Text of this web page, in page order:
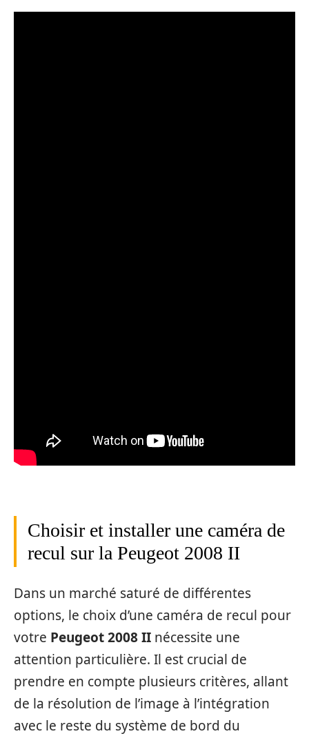
Choisir et installer une caméra de
recul sur la Peugeot 2008 II
Dans un marché saturé de différentes
options, le choix d’une caméra de recul pour
votre Peugeot 2008 II nécessite une
attention particulière. Il est crucial de
prendre en compte plusieurs critères, allant
de la résolution de l’image à l’intégration
avec le reste du système de bord du